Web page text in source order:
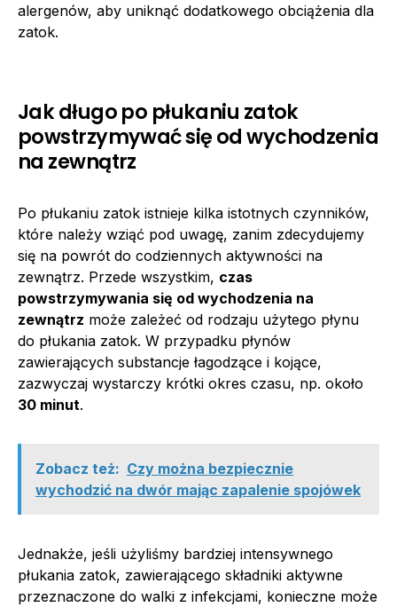
alergenów, aby uniknąć dodatkowego obciążenia dla
zatok.
Jak długo po płukaniu zatok
powstrzymywać się od wychodzenia
na zewnątrz
Po płukaniu zatok istnieje kilka istotnych czynników,
które należy wziąć pod uwagę, zanim zdecydujemy
się na powrót do codziennych aktywności na
zewnątrz. Przede wszystkim, czas
powstrzymywania się od wychodzenia na
zewnątrz może zależeć od rodzaju użytego płynu
do płukania zatok. W przypadku płynów
zawierających substancje łagodzące i kojące,
zazwyczaj wystarczy krótki okres czasu, np. około
30 minut.
Zobacz też: Czy można bezpiecznie
wychodzić na dwór mając zapalenie spojówek
Jednakże, jeśli użyliśmy bardziej intensywnego
płukania zatok, zawierającego składniki aktywne
przeznaczone do walki z infekcjami, konieczne może